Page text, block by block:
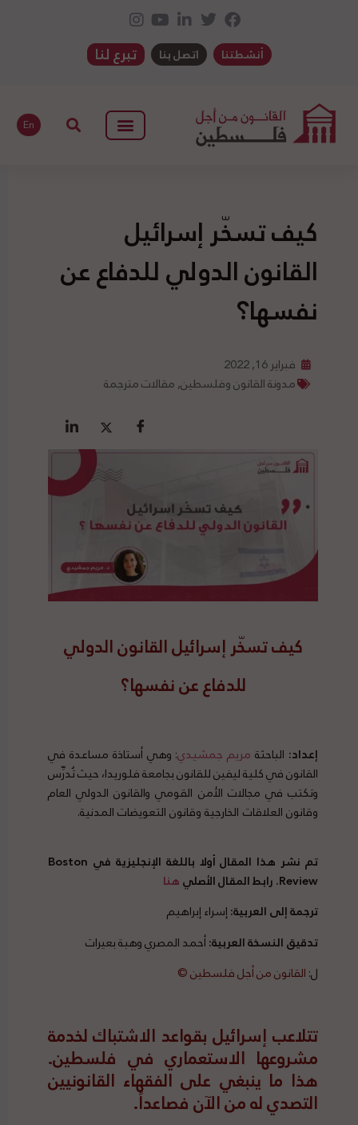
أنشطتنا اتصل بنا تبرع لنا
En
كيف تسخّر إسرائيل
القانون الدولي للدفاع عن
نفسها؟
فبراير 16, 2022
مدونة القانون وفلسطين,مقالات مترجمة
كيف تسخّر إسرائيل القانون الدولي
للدفاع عن نفسها؟
إعداد: الباحثة مريم جمشيدي: وهي أستاذة مساعدة في
القانون في كلية ليفين للقانون بجامعة فلوريدا، حيث تُدرِّس
وتكتب في مجالات الأمن القومي والقانون الدولي العام
وقانون العلاقات الخارجية وقانون التعويضات المدنية.
تم نشر هذا المقال أولا باللغة الإنجليزية في Boston
Review. رابط المقال الأصلي
هنا
ترجمة إلى العربية:إسراء إبراهيم
تدقيق النسخة العربية:أحمد المصري وهبة بعيرات
ل:القانون من أجل فلسطين ©
تتلاعب إسرائيل بقواعد الاشتباك لخدمة
مشروعها الاستعماري في فلسطين.
هذا ما ينبغي على الفقهاء القانونيين
التصدي له من الآن فصاعداً.